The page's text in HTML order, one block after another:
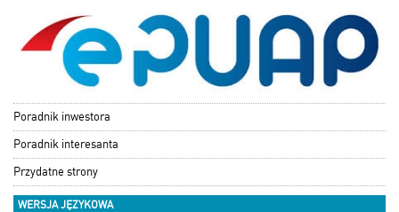
Poradnik inwestora
Poradnik interesanta
Przydatne strony
WERSJA JĘZYKOWA